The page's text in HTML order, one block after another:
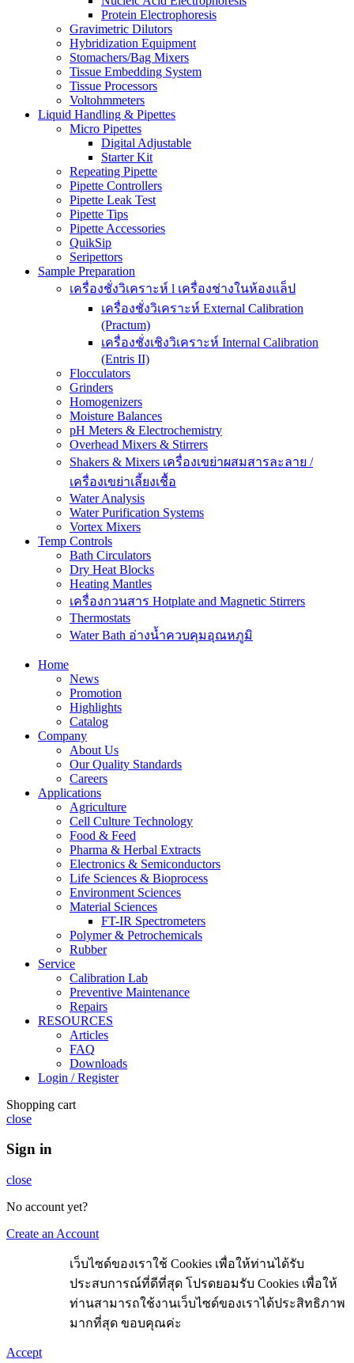
Protein Electrophoresis
Gravimetric Dilutors
Hybridization Equipment
Stomachers/Bag Mixers
Tissue Embedding System
Tissue Processors
Voltohmmeters
Liquid Handling & Pipettes
Micro Pipettes
Digital Adjustable
Starter Kit
Repeating Pipette
Pipette Controllers
Pipette Leak Test
Pipette Tips
Pipette Accessories
QuikSip
Seripettors
Sample Preparation
เครื่องชั่งวิเคราะห์ l เครื่องช่างในห้องแล็ป
เครื่องชั่งวิเคราะห์ External Calibration
(Practum)
เครื่องชั่งเชิงวิเคราะห์ Internal Calibration
(Entris II)
Flocculators
Grinders
Homogenizers
Moisture Balances
pH Meters & Electrochemistry
Overhead Mixers & Stirrers
Shakers & Mixers เครื่องเขย่าผสมสารละลาย /
เครื่องเขย่าเลี้ยงเชื้อ
Water Analysis
Water Purification Systems
Vortex Mixers
Temp Controls
Bath Circulators
Dry Heat Blocks
Heating Mantles
เครื่องกวนสาร Hotplate and Magnetic Stirrers
Thermostats
Water Bath อ่างน้ำควบคุมอุณหภูมิ
Home
News
Promotion
Highlights
Catalog
Company
About Us
Our Quality Standards
Careers
Applications
Agriculture
Cell Culture Technology
Food & Feed
Pharma & Herbal Extracts
Electronics & Semiconductors
Life Sciences & Bioprocess
Environment Sciences
Material Sciences
FT-IR Spectrometers
Polymer & Petrochemicals
Rubber
Service
Calibration Lab
Preventive Maintenance
Repairs
RESOURCES
Articles
FAQ
Downloads
Login / Register
Shopping cart
close
Sign in
close
No account yet?
Create an Account
เว็บไซด์ของเราใช้ Cookies เพื่อให้ท่านได้รับ
ประสบการณ์ที่ดีที่สุด โปรดยอมรับ Cookies เพื่อให้
ท่านสามารถใช้งานเว็บไซด์ของเราได้ประสิทธิภาพ
มากที่สุด ขอบคุณค่ะ
Accept